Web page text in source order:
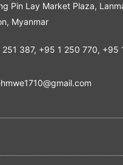
Pin Lay Market Plaza,
Myanmar
251 387, +95 1 250 770, +95